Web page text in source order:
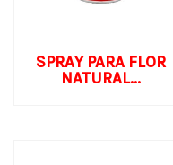
SPRAY PARA FLOR
NATURAL...